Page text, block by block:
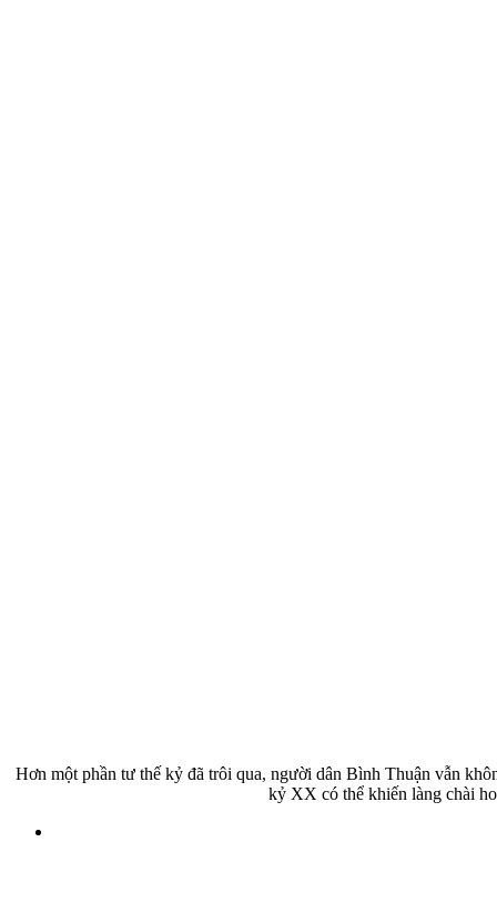
Hơn một phần tư thế kỷ đã trôi qua, người dân Bình Thuận vẫn
kỷ XX có thể khiến làng chài